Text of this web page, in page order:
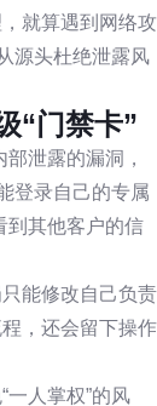
就算遇到网络攻
源头杜绝泄露风
“门禁卡”
泄露的漏洞，
登录自己的专属
到其他客户的信
能修改自己负责
，还会留下操作
一人掌权”的风